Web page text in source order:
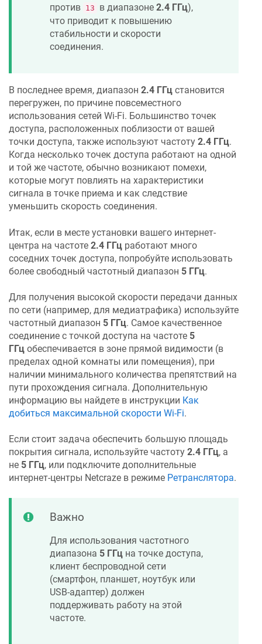
против 13 в диапазоне 2.4 ГГц),
что приводит к повышению
стабильности и скорости
соединения.
В последнее время, диапазон 2.4 ГГц становится
перегружен, по причине повсеместного
использования сетей Wi-Fi. Большинство точек
доступа, расположенных поблизости от вашей
точки доступа, также используют частоту 2.4 ГГц.
Когда несколько точек доступа работают на одной
и той же частоте, обычно возникают помехи,
которые могут повлиять на характеристики
сигнала в точке приема и как следствие
уменьшить скорость соединения.
Итак, если в месте установки вашего интернет-
центра на частоте 2.4 ГГц работают много
соседних точек доступа, попробуйте использовать
более свободный частотный диапазон 5 ГГц.
Для получения высокой скорости передачи данных
по сети (например, для медиатрафика) используйте
частотный диапазон 5 ГГц. Самое качественное
соединение с точкой доступа на частоте 5
ГГц обеспечивается в зоне прямой видимости (в
пределах одной комнаты или помещения), при
наличии минимального количества препятствий на
пути прохождения сигнала. Дополнительную
информацию вы найдете в инструкции Как
добиться максимальной скорости Wi-Fi.
Если стоит задача обеспечить большую площадь
покрытия сигнала, используйте частоту 2.4 ГГц, а
не 5 ГГц, или подключите дополнительные
интернет-центры Netcraze в режиме Ретранслятора.
Важно
Для использования частотного
диапазона 5 ГГц на точке доступа,
клиент беспроводной сети
(смартфон, планшет, ноутбук или
USB-адаптер) должен
поддерживать работу на этой
частоте.